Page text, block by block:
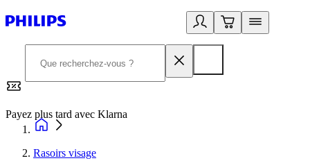
Payez plus tard avec Klarna
Rasoirs visage